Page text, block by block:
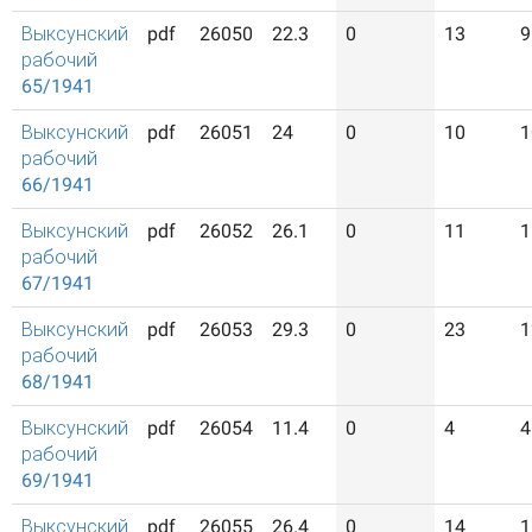
Выксунский
рабочий
65/1941
pdf 26050 22.3 0 13 9
Выксунский
рабочий
66/1941
pdf 26051 24 0 10
Выксунский
рабочий
67/1941
pdf 26052 26.1 0 11
Выксунский
рабочий
68/1941
pdf 26053 29.3 0 23
Выксунский
рабочий
69/1941
pdf 26054 11.4 0 4 4
Выксунский pdf 26055 26.4 0 14